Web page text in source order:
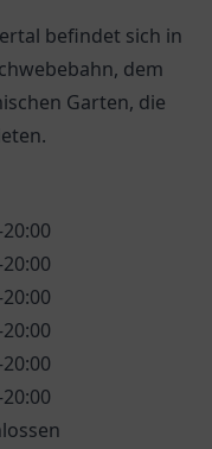
befindet sich in
dem
Garten, die